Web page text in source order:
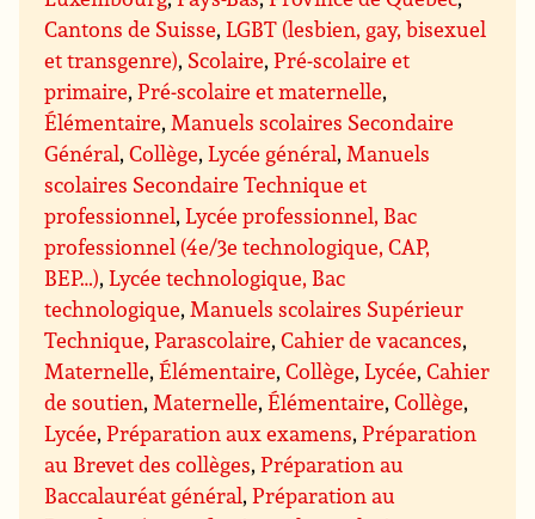
Cantons de Suisse,LGBT (lesbien, gay, bisexuel
et transgenre), Scolaire,Pré-scolaire et
primaire,Pré-scolaire et maternelle,
Élémentaire, Manuels scolaires Secondaire
Général,Collège,Lycée général, Manuels
scolaires Secondaire Technique et
professionnel,Lycée professionnel, Bac
professionnel (4e/3e technologique, CAP,
BEP…),Lycée technologique, Bac
technologique, Manuels scolaires Supérieur
Technique,Parascolaire,Cahier de vacances,
Maternelle,Élémentaire,Collège,Lycée,Cahier
de soutien, Maternelle,Élémentaire,Collège,
Lycée,Préparation aux examens,Préparation
au Brevet des collèges,Préparation au
Baccalauréat général,Préparation au